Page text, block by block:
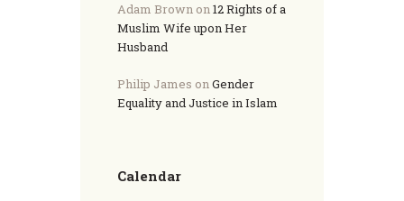
Adam Brownon12 Rights of a
Muslim Wife upon Her
Husband
Philip James onGender
Equality and Justice in Islam
Calendar